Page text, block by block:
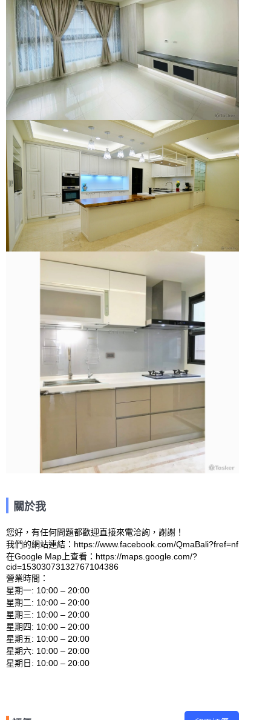
關於我
您好，有任何問題都歡迎直接來電洽詢，謝謝！
我們的網站連結：https://www.facebook.com/QmaBali?fref=nf
在Google Map上查看：https://maps.google.com/?
cid=15303073132767104386
營業時間：
星期一: 10:00 – 20:00
星期二: 10:00 – 20:00
星期三: 10:00 – 20:00
星期四: 10:00 – 20:00
星期五: 10:00 – 20:00
星期六: 10:00 – 20:00